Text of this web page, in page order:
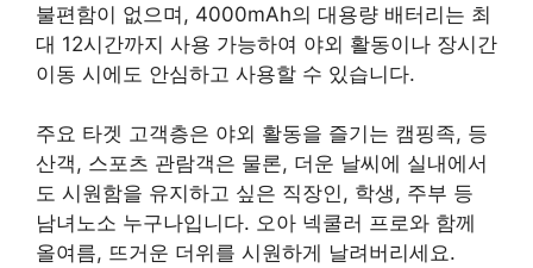
불편함이 없으며, 4000mAh의 대용량 배터리는 최
대 12시간까지 사용 가능하여 야외 활동이나 장시간
이동 시에도 안심하고 사용할 수 있습니다.
주요 타겟 고객층은 야외 활동을 즐기는 캠핑족, 등
산객, 스포츠 관람객은 물론, 더운 날씨에 실내에서
도 시원함을 유지하고 싶은 직장인, 학생, 주부 등
남녀노소 누구나입니다. 오아 넥쿨러 프로와 함께
올여름, 뜨거운 더위를 시원하게 날려버리세요.